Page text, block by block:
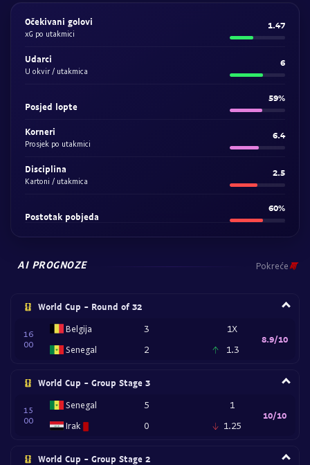
Očekivani golovi
xG po utakmici
1.47
Udarci
U okvir / utakmica
6
Posjed lopte
59%
Korneri
Prosjek po utakmici
6.4
Disciplina
Kartoni / utakmica
2.5
Postotak pobjeda
60%
AI PROGNOZE Pokreće
World Cup - Round of 32
16
00
Belgija
Senegal
3
2
1X
1.3
8.9/10
World Cup - Group Stage 3
15
00
Senegal
Irak
5
0
1
1.25
10/10
World Cup - Group Stage 2